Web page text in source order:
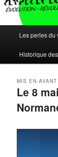
principal
Les perles du
Historique
Le 8
MIS EN AVANT